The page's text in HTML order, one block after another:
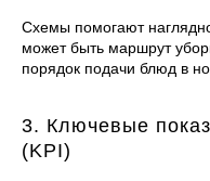
Схемы помогают
может быть маршрут
порядок подачи блюд в
3. Ключевые
(KPI)